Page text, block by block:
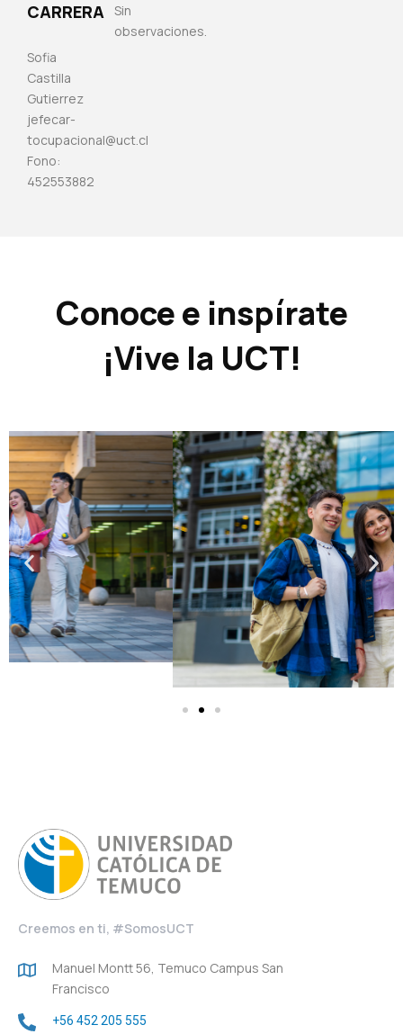
CARRERA
Sofia
Castilla
Gutierrez
jefecar-
tocupacional@uct.cl
Fono:
452553882
Sin
observaciones.
Conoce e inspírate
¡Vive la UCT!
Creemos en ti, #SomosUCT
Manuel Montt 56, Temuco Campus San
Francisco
+56 452 205 555